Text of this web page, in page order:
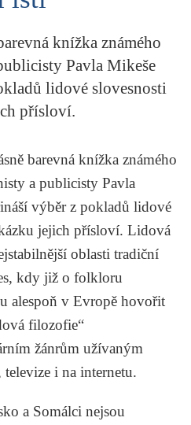
STUDIE
PORTRÉT
UKÁZKA
SLOUPEK
ILIGLOSA
knížka známého
Pavla Mikeše
lidové slovesnosti
přísloví.
barevná knížka známého
a publicisty Pavla
výběr z pokladů lidové
jejich přísloví. Lidová
oblasti tradiční
kdy již o folkloru
alespoň v Evropě hovořit
filozofie“
žánrům užívaným
i na internetu.
a Somálci nejsou